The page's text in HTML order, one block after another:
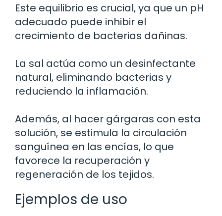
Este equilibrio es crucial, ya que un pH
adecuado puede inhibir el
crecimiento de bacterias dañinas.
La sal actúa como un desinfectante
natural, eliminando bacterias y
reduciendo la inflamación.
Además, al hacer gárgaras con esta
solución, se estimula la circulación
sanguínea en las encías, lo que
favorece la recuperación y
regeneración de los tejidos.
Ejemplos de uso